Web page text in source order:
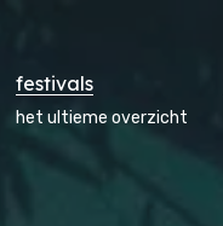
festivals
het ultieme overzicht